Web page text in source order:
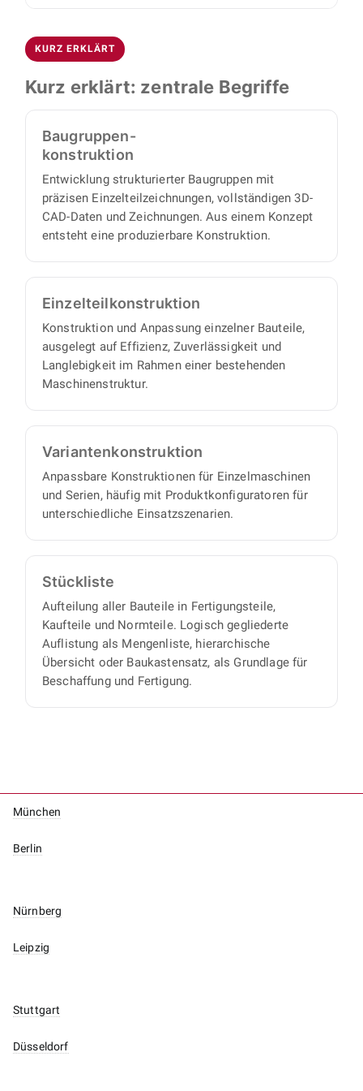
fertigungsreifen Unterlagen.
Details Ihres konkreten Projekts. Danach
übernimmt BOJKO die Umsetzung vollständig:
Einen eigenen Projektmanager brauchen Sie
nicht, denn wir arbeiten proaktiv und
vollständigen Satz an Konstruktionsunterlagen,
mit minimalem Abstimmungs- und
Aufsichtsaufwand auf Ihrer Seite.
Autodesk Inventor. Sie erhalten vollständige 3D-
CAD-Daten, Baugruppen- und
Montagezeichnungen, Einzelteilzeichnungen
sowie strukturierte Stücklisten, also alle
Baugruppen beschaffen oder fertigen lassen.
KURZ ERKLÄRT
Kurz erklärt: zentrale Begriffe
Baugruppen-
konstruktion
Entwicklung strukturierter Baugruppen mit
präzisen Einzelteilzeichnungen, vollständigen 3D-
CAD-Daten und Zeichnungen. Aus einem Konzept
entsteht eine produzierbare Konstruktion.
Einzelteil­konstruktion
Konstruktion und Anpassung einzelner Bauteile,
ausgelegt auf Effizienz, Zuverlässigkeit und
Langlebigkeit im Rahmen einer bestehenden
Maschinenstruktur.
Varianten­konstruktion
Anpassbare Konstruktionen für Einzelmaschinen
und Serien, häufig mit Produktkonfiguratoren für
unterschiedliche Einsatzszenarien.
Stückliste
Aufteilung aller Bauteile in Fertigungsteile,
Kaufteile und Normteile. Logisch gegliederte
Auflistung als Mengenliste, hierarchische
Übersicht oder Baukastensatz, als Grundlage für
Beschaffung und Fertigung.
München
Berlin
Nürnberg
Leipzig
Stuttgart
Düsseldorf